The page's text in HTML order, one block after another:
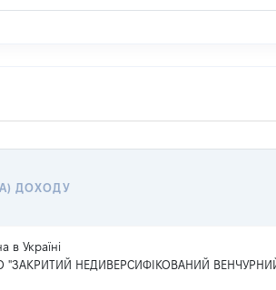
ДОХОДУ
в Україні
"ЗАКРИТИЙ НЕДИВЕРСИФІКОВАНИЙ